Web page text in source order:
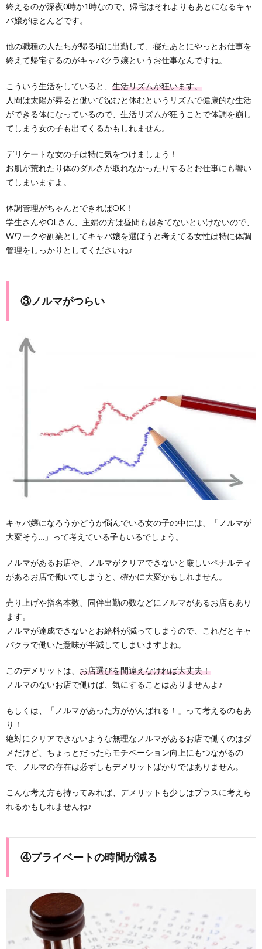
終えるのが深夜0時か1時なので、帰宅はそれよりもあとになるキャ
バ嬢がほとんどです。
他の職種の人たちが帰る頃に出勤して、寝たあとにやっとお仕事を
終えて帰宅するのがキャバクラ嬢というお仕事なんですね。
こういう生活をしていると、 生活リズムが狂います。
人間は太陽が昇ると働いて沈むと休むというリズムで健康的な生活
ができる体になっているので、生活リズムが狂うことで体調を崩し
てしまう女の子も出てくるかもしれません。
デリケートな女の子は特に気をつけましょう！
お肌が荒れたり体のダルさが取れなかったりするとお仕事にも響い
てしまいますよ。
体調管理がちゃんとできればOK！
学生さんやOLさん、主婦の方は昼間も起きてないといけないので、
Wワークや副業としてキャバ嬢を選ぼうと考えてる女性は特に体調
管理をしっかりとしてくださいね♪
③ノルマがつらい
キャバ嬢になろうかどうか悩んでいる女の子の中には、「ノルマが
大変そう…」って考えている子もいるでしょう。
ノルマがあるお店や、ノルマがクリアできないと厳しいペナルティ
があるお店で働いてしまうと、確かに大変かもしれません。
売り上げや指名本数、同伴出勤の数などにノルマがあるお店もあり
ます。
ノルマが達成できないとお給料が減ってしまうので、これだとキャ
バクラで働いた意味が半減してしまいますよね。
このデメリットは、 お店選びを間違えなければ大丈夫！
ノルマのないお店で働けば、気にすることはありませんよ♪
もしくは、「ノルマがあった方ががんばれる！」って考えるのもあ
り！
絶対にクリアできないような無理なノルマがあるお店で働くのはダ
メだけど、ちょっとだったらモチベーション向上にもつながるの
で、ノルマの存在は必ずしもデメリットばかりではありません。
こんな考え方も持ってみれば、デメリットも少しはプラスに考えら
れるかもしれませんね♪
④プライベートの時間が減る